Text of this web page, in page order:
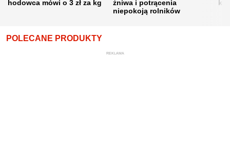
hodowca mówi o 3 zł za kg
żniwa i potrącenia
niepokoją rolników
POLECANE PRODUKTY
REKLAMA